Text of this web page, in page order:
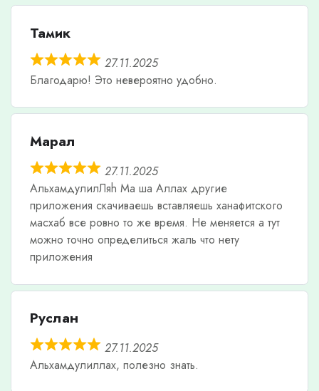
Тамик
27.11.2025
Благодарю! Это невероятно удобно.
Марал
27.11.2025
АльхамдулилЛяh Ма ша Аллах другие
приложения скачиваешь вставляешь ханафитского
масхаб все ровно то же время. Не меняется а тут
можно точно определиться жаль что нету
приложения
Руслан
27.11.2025
Альхамдулиллах, полезно знать.